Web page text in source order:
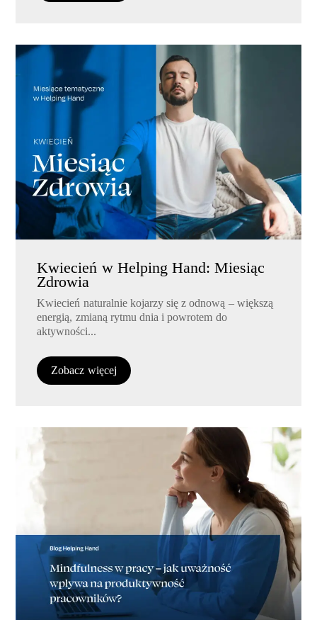
Kwiecień w Helping Hand: Miesiąc
Zdrowia
Kwiecień naturalnie kojarzy się z odnową – większą
energią, zmianą rytmu dnia i powrotem do
aktywności...
Zobacz więcej